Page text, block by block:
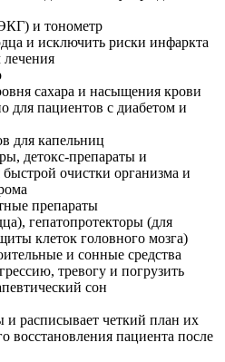
и тонометр
и исключить риски инфаркта
лечения
сахара и насыщения крови
для пациентов с диабетом и
для капельниц
детокс-препараты и
очистки организма и
препараты
гепатопротекторы (для
клеток головного мозга)
и сонные средства
тревогу и погрузить
сон
и расписывает четкий план их
восстановления пациента после